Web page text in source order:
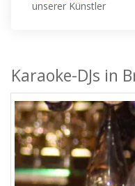
unserer Künstler
Karaoke-DJs in